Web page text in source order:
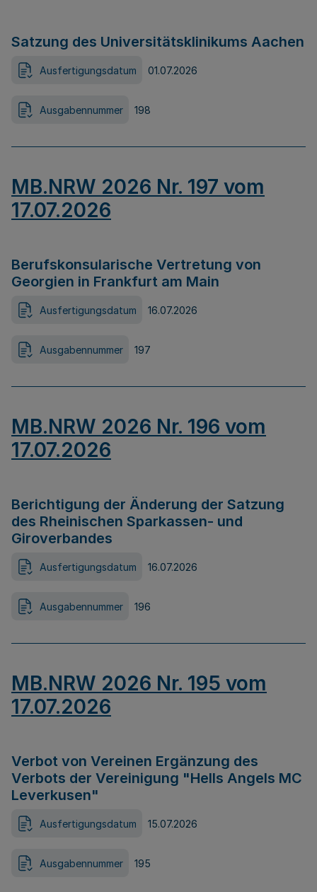
Satzung des Universitätsklinikums Aachen
Ausfertigungsdatum 01.07.2026
Ausgabennummer 198
MB.NRW 2026 Nr. 197 vom
17.07.2026
Berufskonsularische Vertretung von
Georgien in Frankfurt am Main
Ausfertigungsdatum 16.07.2026
Ausgabennummer 197
MB.NRW 2026 Nr. 196 vom
17.07.2026
Berichtigung der Änderung der Satzung
des Rheinischen Sparkassen- und
Giroverbandes
Ausfertigungsdatum 16.07.2026
Ausgabennummer 196
MB.NRW 2026 Nr. 195 vom
17.07.2026
Verbot von Vereinen Ergänzung des
Verbots der Vereinigung "Hells Angels MC
Leverkusen"
Ausfertigungsdatum 15.07.2026
Ausgabennummer 195